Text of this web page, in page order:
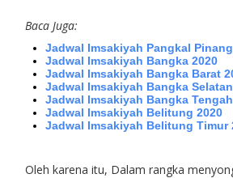
Baca Juga:
Jadwal Imsakiyah Pangkal
Jadwal Imsakiyah Bangka 2020
Jadwal Imsakiyah Bangka Barat
Jadwal Imsakiyah Bangka
Jadwal Imsakiyah Bangka
Jadwal Imsakiyah Belitung 2020
Jadwal Imsakiyah Belitung Timur
Oleh karena itu, Dalam rangka